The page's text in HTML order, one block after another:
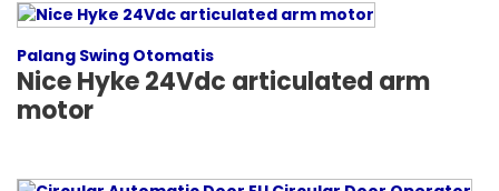
Palang Swing Otomatis
Nice Hyke 24Vdc articulated arm
motor